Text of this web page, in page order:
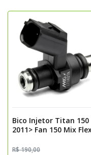
125 KS e ES
As peças
integridade do
garantindo
proteção contra
Benefícios
- Compatível
- Instalação
- Maior
travamento
Bico Injetor Titan 150
2011> Fan 150 Mix
160 Magnetron
R$ 190,00